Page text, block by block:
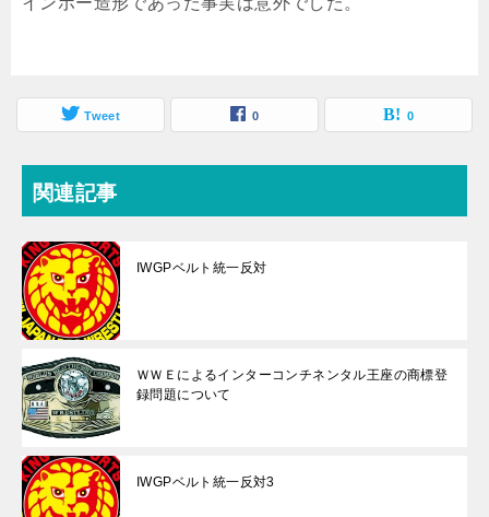
Tweet 0 0
関連記事
IWGPベルト統一反対
ＷＷＥによるインターコンチネンタル王座の商標登
録問題について
IWGPベルト統一反対3